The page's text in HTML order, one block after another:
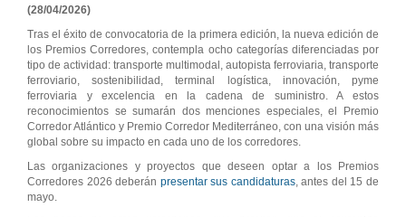
(28/04/2026)
Tras el éxito de convocatoria de la primera edición, la nueva edición de
los Premios Corredores, contempla ocho categorías diferenciadas por
tipo de actividad: transporte multimodal, autopista ferroviaria, transporte
ferroviario, sostenibilidad, terminal logística, innovación, pyme
ferroviaria y excelencia en la cadena de suministro. A estos
reconocimientos se sumarán dos menciones especiales, el Premio
Corredor Atlántico y Premio Corredor Mediterráneo, con una visión más
global sobre su impacto en cada uno de los corredores.
Las organizaciones y proyectos que deseen optar a los Premios
Corredores 2026 deberán presentar sus candidaturas, antes del 15 de
mayo.